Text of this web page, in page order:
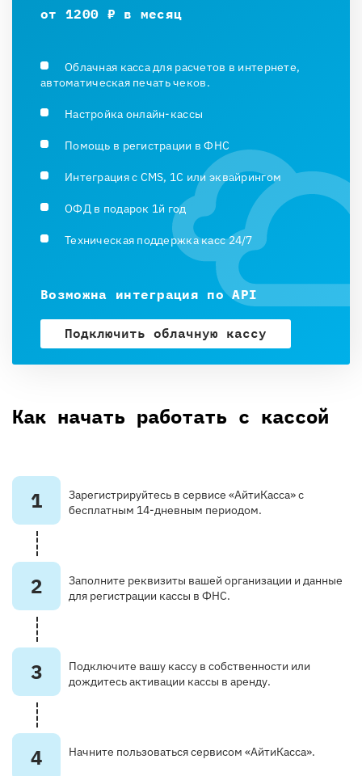
от 1200 ₽ в месяц
Облачная касса для расчетов в интернете,
автоматическая печать чеков.
Настройка онлайн-кассы
Помощь в регистрации в ФНС
Интеграция с CMS, 1С или эквайрингом
ОФД в подарок 1й год
Техническая поддержка касс 24/7
Возможна интеграция по API
Подключить облачную кассу
Как начать работать с кассой
1
Зарегистрируйтесь в сервисе «АйтиКасса» с
бесплатным 14-дневным периодом.
2
Заполните реквизиты вашей организации и данные
для регистрации кассы в ФНС.
3
Подключите вашу кассу в собственности или
дождитесь активации кассы в аренду.
4 Начните пользоваться сервисом «АйтиКасса».